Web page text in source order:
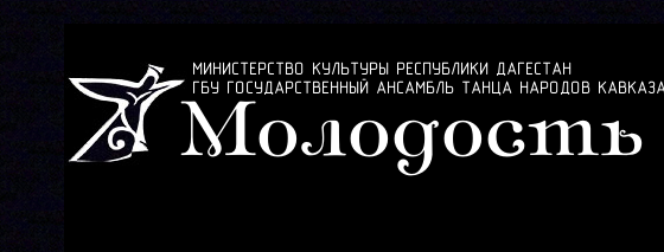
МИНИСТЕРСТВО КУЛЬТУРЫ РЕСПУБЛИКИ ДАГЕСТАН
ГБУ ГОСУДАРСТВЕННЫЙ АНСАМБЛЬ ТАНЦА НАРОДОВ